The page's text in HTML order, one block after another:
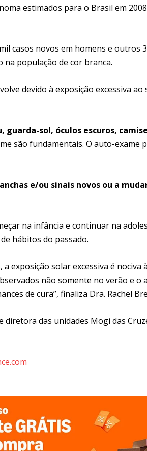
estimados para o Brasil em
casos novos em homens e outros
na população de cor branca.
devido à exposição excessiva
guarda-sol, óculos escuros,
são fundamentais. O auto-exame
e/ou sinais novos ou a
na infância e continuar na
hábitos do passado.
exposição solar excessiva é
não somente no verão e o
de cura”, finaliza Dra. Rachel
diretora das unidades Mogi das